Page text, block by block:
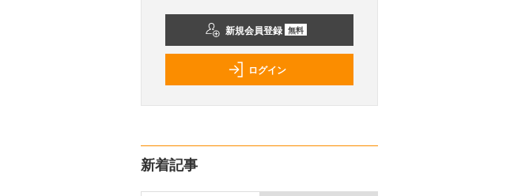
新規会員登録 無料
ログイン
新着記事